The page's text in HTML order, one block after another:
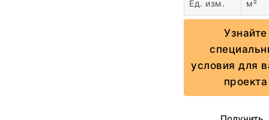
Ед. изм. м²
Узнайте
условия для
проекта